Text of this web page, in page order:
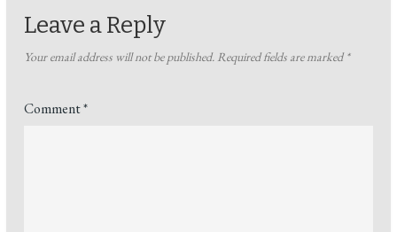
Leave a Reply
Your email address will not be published. Required fields are marked*
Comment*